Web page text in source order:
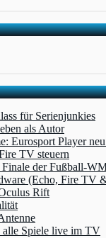
für Serienjunkies
als Autor
Eurosport Player
TV steuern
der Fußball-
(Echo, Fire TV
Rift
alle Spiele live im TV